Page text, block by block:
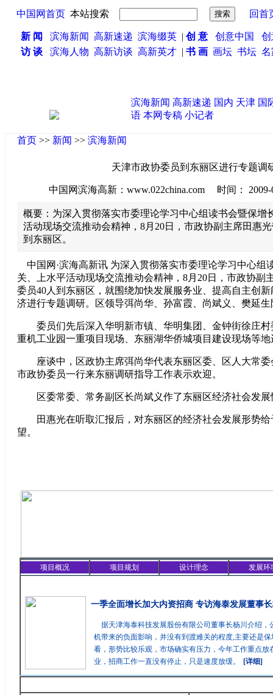
中国网首页 本站搜索 回首
新 闻 滨海新闻 高新速递 滨海缀英 | 创 意 创意中国
访 谈
滨海人物 高新访谈 高新英才 | 书 画 画坛 书坛 名
滨海新闻 高新速递 国内 天津 国
语 本网专稿 小记者
首页 >> 新闻 >> 滨海新闻
天津市政协委员到东丽区进行专题调
中国网滨海高新：www.022china.com 时间： 2009-
概要：为深入贯彻落实市委理论学习中心组读书会暨保增
活动现场交流推动会精神，8月20日，市政协副主席田惠
到东丽区。
中国网·滨海高新讯 为深入贯彻落实市委理论学习中心组
关、上水平活动现场交流推动会精神，8月20日，市政协副
委员40人到东丽区，就围绕加快发展服务业、提高自主创
济进行专题调研。区领导弭尚华、孙富霞、尚斌义、樊延生
委员们先后深入华明新市镇、华明集团、金钟街徐庄村
重机工业园一重项目现场、东丽湖华侨城项目建设现场等
座谈中，区政协主席弭尚华代表东丽区委、区人大常委
市政协委员一行来东丽调研指导工作表示欢迎。
区委常委、常务副区长尚斌义作了东丽区经济社会发展
田惠光在听取汇报后，对东丽区的经济社会发展形势给
望。
项目概况 项目规划 设计理念
发展环
一季全面增长加大内资招商 专访海泰发展董事
据天津海泰科技发展股份有限公司董事长杨川介绍，
机带来的负面影响，并没有到渡难关的程度,主要还是
看，形势比较乐观，市场确实有压力，今年工作重点放
业，招商工作一直没有停止，只是速度放缓。
[详细]